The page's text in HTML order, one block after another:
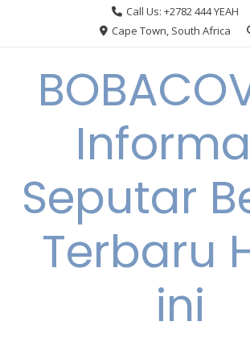
Call Us: +2782 444 YEAH
Cape Town, South Africa
Seputar
Terbaru
ini